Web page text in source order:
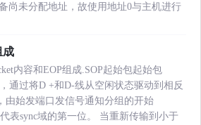
尚未分配地址，故使用地址0与主机进行
成
内容和EOP组成.SOP起始包起始包
，通过将D +和D-线从空闲状态驱动到相反
由始发端口发信号通知分组的开始
代表sync域的第一位。 当重新传输到小于